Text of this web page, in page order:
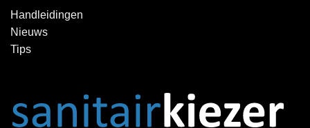
Handleidingen
Nieuws
Tips